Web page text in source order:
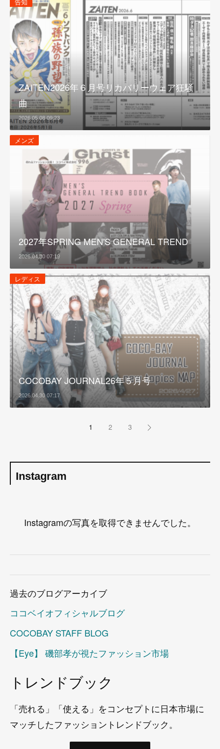
ZAITEN2026年６月号リカバリーウェア狂騒
曲
2026.05.08 09:23
メンズ
2027年SPRING MEN'S GENERAL TREND
2026.04.30 07:19
レディス
COCOBAY JOURNAL26年５月号
2026.04.30 07:17
1 2 3
Instagram
Instagramの写真を取得できませんでした。
過去のブログアーカイブ
ココベイオフィシャルブログ
COCOBAY STAFF BLOG
【Eye】 磯部孝が視たファッション市場
トレンドブック
「売れる」「使える」をコンセプトに日本市場に
マッチしたファッショントレンドブック。